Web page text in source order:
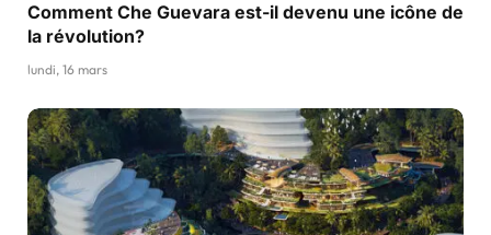
Comment Che Guevara est-il devenu une icône de
la révolution?
lundi, 16 mars